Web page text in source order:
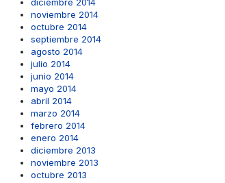
noviembre 2014
octubre 2014
septiembre 2014
agosto 2014
julio 2014
junio 2014
mayo 2014
abril 2014
marzo 2014
febrero 2014
enero 2014
diciembre 2013
noviembre 2013
octubre 2013